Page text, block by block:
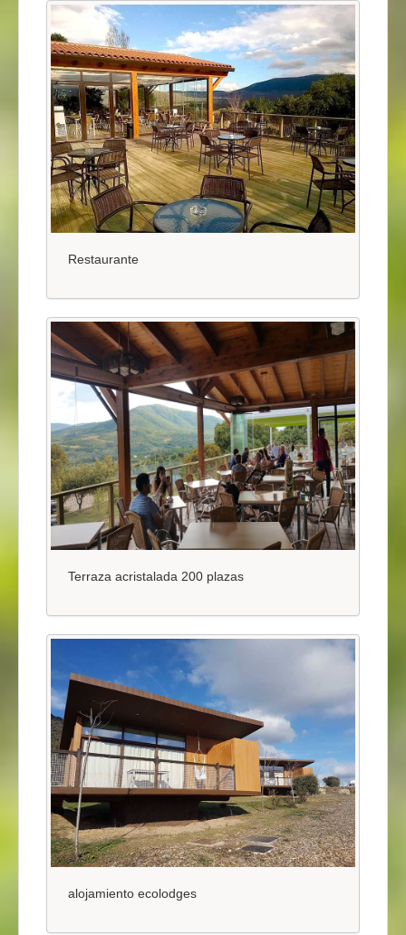
Restaurante
Terraza acristalada 200 plazas
alojamiento ecolodges